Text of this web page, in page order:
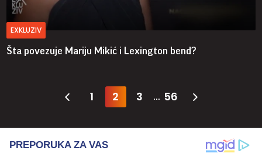
EXKLUZIV
Šta povezuje Mariju Mikić i Lexington bend?
1 2 3 ... 56